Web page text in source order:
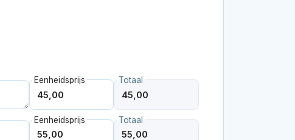
Eenheidsprijs Totaal
Eenheidsprijs Totaal